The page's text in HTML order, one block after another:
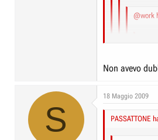
@work
Pensa che
approfittarne
Non avevo
S
18 Maggio 2009
PASSATTONE